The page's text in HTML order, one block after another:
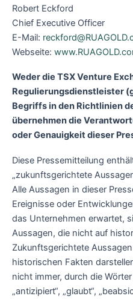
Robert Eckford
Chief Executive Officer
E-Mail:
Webseite:
Weder die TSX Venture
Regulierungsdienstleister
Begriffs in den Richtlinien
übernehmen die
oder Genauigkeit dieser
Diese Pressemitteilung
„zukunftsgerichtete
Alle Aussagen in dieser
Ereignisse oder
das Unternehmen erwartet,
Aussagen, die nicht auf
Zukunftsgerichtete
historischen Fakten
nicht immer, durch die Wörter
„antizipiert“, „glaubt“,